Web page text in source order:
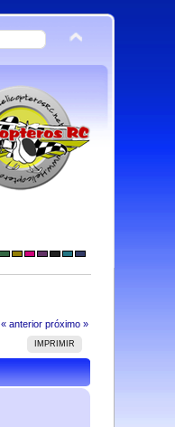
« anterior próximo »
IMPRIMIR